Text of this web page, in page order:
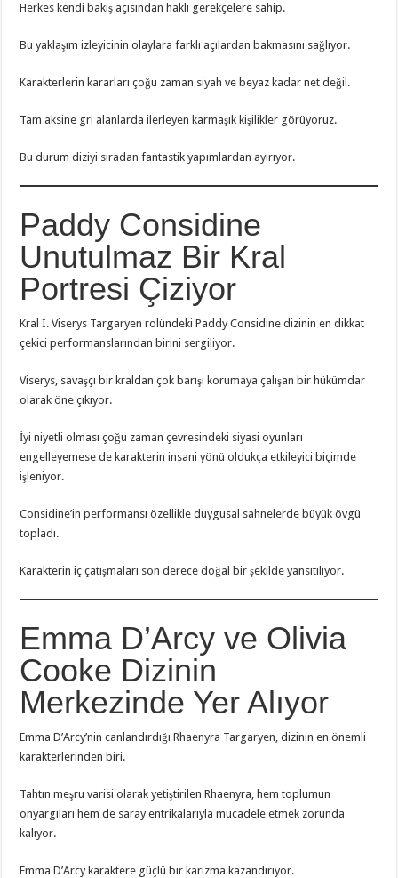
Herkes kendi bakış açısından haklı gerekçelere sahip.
Bu yaklaşım izleyicinin olaylara farklı açılardan bakmasını sağlıyor.
Karakterlerin kararları çoğu zaman siyah ve beyaz kadar net değil.
Tam aksine gri alanlarda ilerleyen karmaşık kişilikler görüyoruz.
Bu durum diziyi sıradan fantastik yapımlardan ayırıyor.
Paddy Considine
Unutulmaz Bir Kral
Portresi Çiziyor
Kral I. Viserys Targaryen rolündeki Paddy Considine dizinin en dikkat
çekici performanslarından birini sergiliyor.
Viserys, savaşçı bir kraldan çok barışı korumaya çalışan bir hükümdar
olarak öne çıkıyor.
İyi niyetli olması çoğu zaman çevresindeki siyasi oyunları
engelleyemese de karakterin insani yönü oldukça etkileyici biçimde
işleniyor.
Considine’in performansı özellikle duygusal sahnelerde büyük övgü
topladı.
Karakterin iç çatışmaları son derece doğal bir şekilde yansıtılıyor.
Emma D’Arcy ve Olivia
Cooke Dizinin
Merkezinde Yer Alıyor
Emma D’Arcy’nin canlandırdığı Rhaenyra Targaryen, dizinin en önemli
karakterlerinden biri.
Tahtın meşru varisi olarak yetiştirilen Rhaenyra, hem toplumun
önyargıları hem de saray entrikalarıyla mücadele etmek zorunda
kalıyor.
Emma D’Arcy karaktere güçlü bir karizma kazandırıyor.